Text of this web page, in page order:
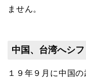
ません。
中国、台湾へシフ
１９年９月に中国